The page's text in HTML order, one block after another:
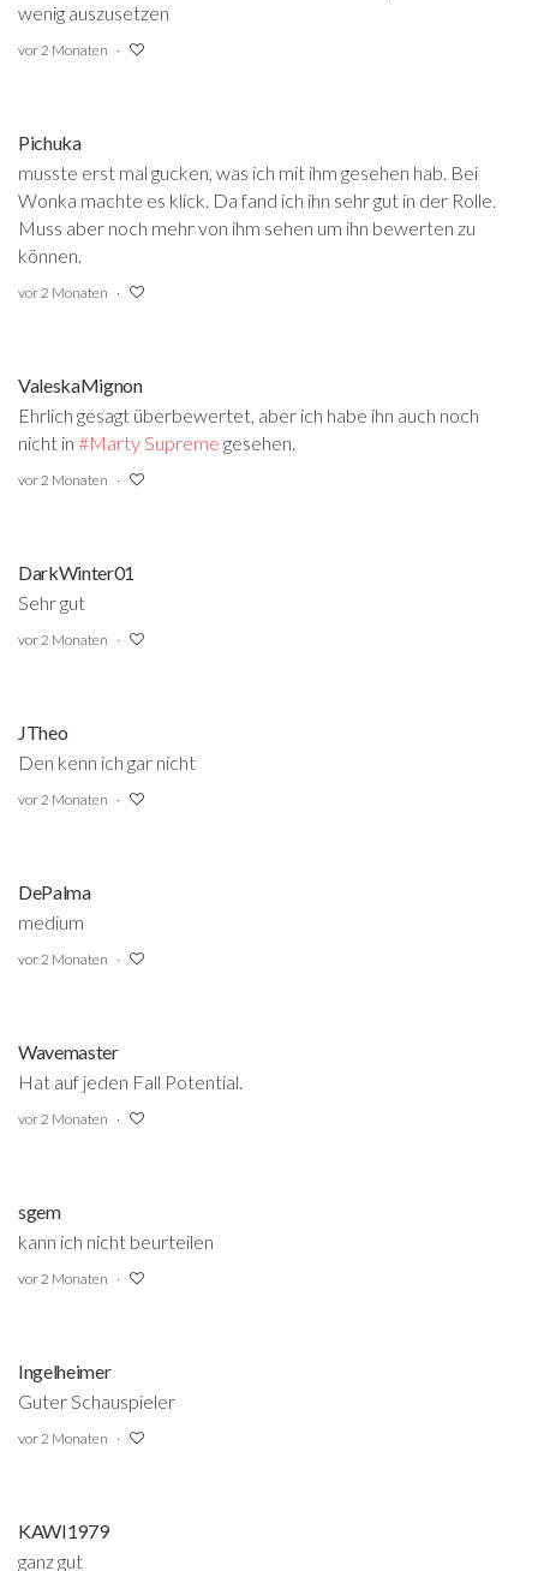
wenig auszusetzen
vor 2 Monaten
Pichuka
musste erst mal gucken, was ich mit ihm gesehen hab. Bei
Wonka machte es klick. Da fand ich ihn sehr gut in der Rolle.
Muss aber noch mehr von ihm sehen um ihn bewerten zu
können.
vor 2 Monaten
ValeskaMignon
Ehrlich gesagt überbewertet, aber ich habe ihn auch noch
nicht in #Marty Supreme ‍ gesehen.
vor 2 Monaten
DarkWinter01
Sehr gut
vor 2 Monaten
JTheo
Den kenn ich gar nicht
vor 2 Monaten
DePalma
medium
vor 2 Monaten
Wavemaster
Hat auf jeden Fall Potential.
vor 2 Monaten
sgem
kann ich nicht beurteilen
vor 2 Monaten
Ingelheimer
Guter Schauspieler
vor 2 Monaten
KAWI1979
ganz gut